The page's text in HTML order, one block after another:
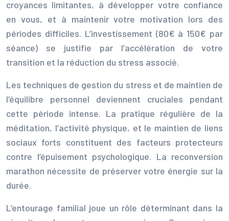
croyances limitantes, à développer votre confiance
en vous, et à maintenir votre motivation lors des
périodes difficiles. L’investissement (80€ à 150€ par
séance) se justifie par l’accélération de votre
transition et la réduction du stress associé.
Les techniques de gestion du stress et de maintien de
l’équilibre personnel deviennent cruciales pendant
cette période intense. La pratique régulière de la
méditation, l’activité physique, et le maintien de liens
sociaux forts constituent des facteurs protecteurs
contre l’épuisement psychologique. La reconversion
marathon nécessite de préserver votre énergie sur la
durée.
L’entourage familial joue un rôle déterminant dans la